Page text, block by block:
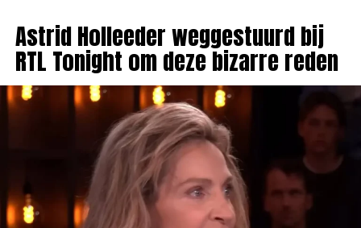
Astrid Holleeder weggestuurd bij
RTL Tonight om deze bizarre reden